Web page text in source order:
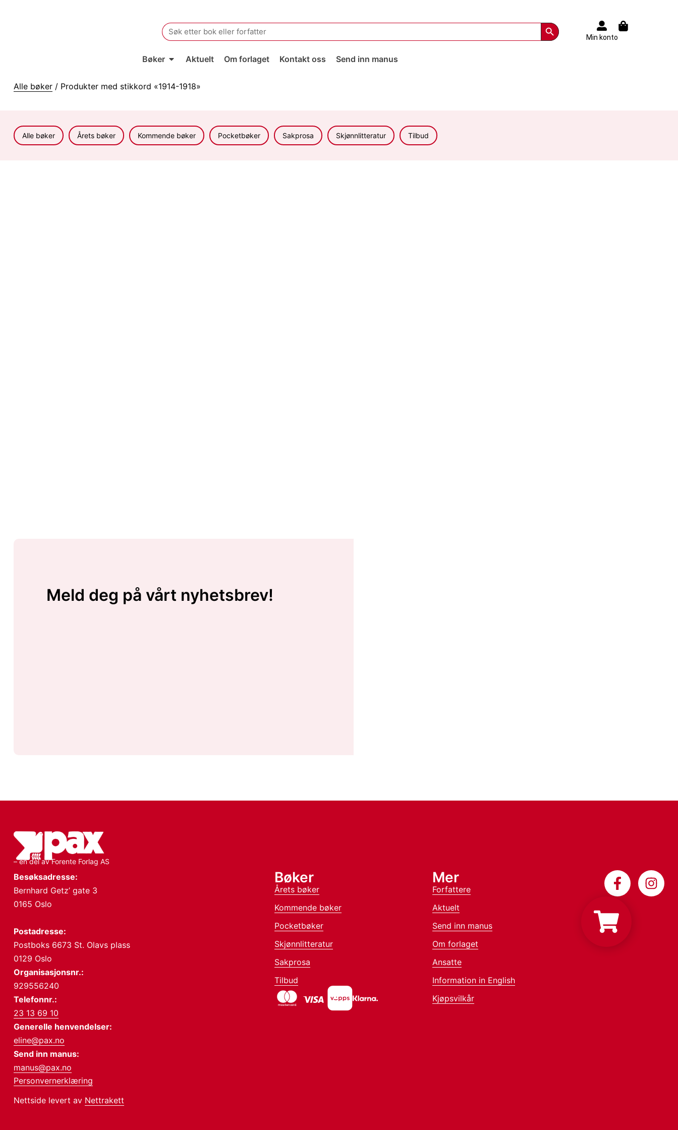
Search
for:
Search Button
Min konto
Bøker Aktuelt Om forlaget Kontakt oss Send inn manus
Alle bøker / Produkter med stikkord «1914-1918»
Alle bøker Årets bøker Kommende bøker Pocketbøker Sakprosa Skjønnlitteratur Tilbud
Meld deg på vårt nyhetsbrev!
– en del av Forente Forlag AS
Besøksadresse:
Bernhard Getz’ gate 3
0165 Oslo
Postadresse:
Postboks 6673 St. Olavs plass
0129 Oslo
Organisasjonsnr.:
929556240
Telefonnr.:
23 13 69 10
Generelle henvendelser:
eline@pax.no
Send inn manus:
manus@pax.no
Personvernerklæring
Nettside levert av Nettrakett
Bøker
Årets bøker
Kommende bøker
Pocketbøker
Skjønnlitteratur
Sakprosa
Tilbud
Mer
Forfattere
Aktuelt
Send inn manus
Om forlaget
Ansatte
Information in English
Kjøpsvilkår